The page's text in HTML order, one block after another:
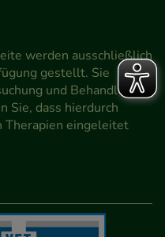
werden ausschließlich
gestellt. Sie
und Behandlung
Sie, dass hierdurch
Therapien eingeleitet